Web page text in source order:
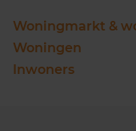
Woningmarkt &
Woningen
Inwoners